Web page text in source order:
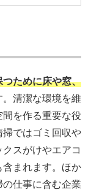
ント
ロに頼ろう
ために床や窓、
。清潔な環境を維
を作る重要な役
ではゴミ回収や
スがけやエアコ
まれます。ほか
仕事に含む企業